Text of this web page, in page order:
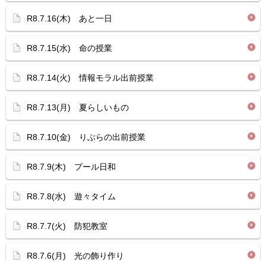
R8.7.16(木) あと一日
R8.7.15(水) 命の授業
R8.7.14(火) 情報モラル出前授業
R8.7.13(月) 夏らしいもの
R8.7.10(金) りぶらの出前授業
R8.7.9(木) プール日和
R8.7.8(水) 遊々タイム
R8.7.7(火) 防犯教室
R8.7.6(月) 光の飾り作り